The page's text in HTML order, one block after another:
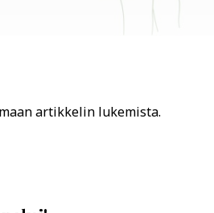
artikkelin lukemista.